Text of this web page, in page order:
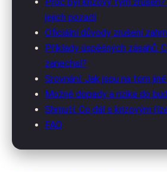
jejich pozadí
Oficiální důvody zrušení
Příklady úspěšných zásahů:
zanechal?
Srovnání: Jak jsou na tom
Možné dopady a rizika do
Shrnutí: Co dál s krizovým
FAQ